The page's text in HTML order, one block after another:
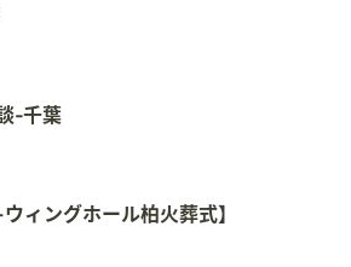
‐千葉
ィングホール柏火葬式】